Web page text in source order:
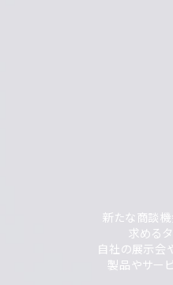
新たな商談
求める
自社の展示会
製品やサー